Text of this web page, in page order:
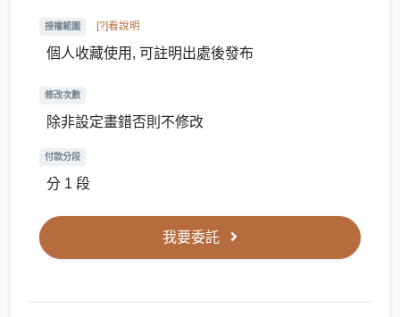
授權範圍 [?]看說明
個人收藏使用, 可註明出處後發布
修改次數
除非設定畫錯否則不修改
付款分段
分 1 段
我要委託